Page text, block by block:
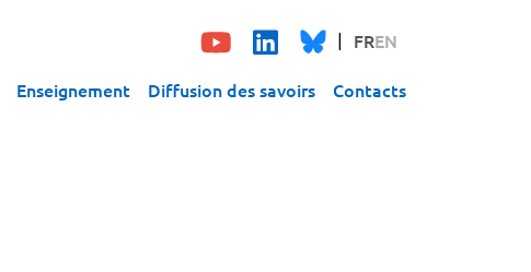
FREN
Enseignement Diffusion des savoirs Contacts